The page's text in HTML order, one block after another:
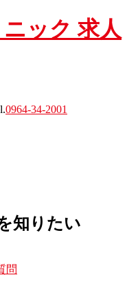
0964-34-2001
知りたい
問